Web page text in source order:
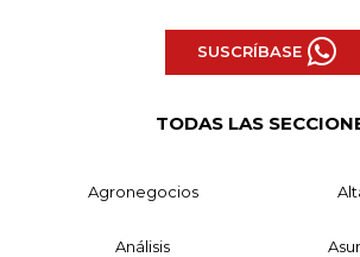
SUSCRÍBASE
TODAS LAS
Agronegocios
Análisis